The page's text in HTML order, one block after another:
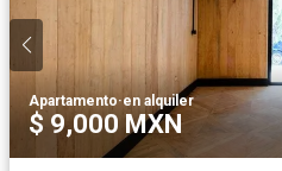
Apartamento·en alquiler
$ 9,000 MXN